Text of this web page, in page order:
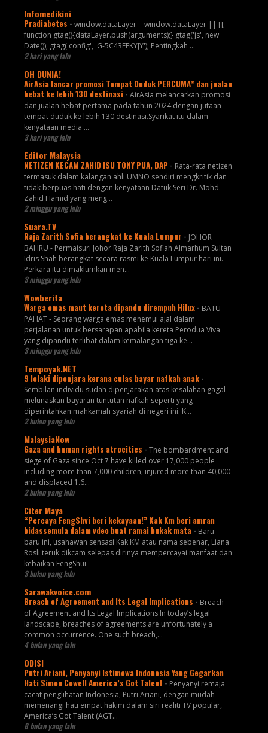
Infomedikini
Pradiabetes - window.dataLayer = window.dataLayer || [];
function gtag(){dataLayer.push(arguments);} gtag('js', new
Date()); gtag('config', 'G-5C43EEKYJY'); Pentingkah ...
2 hari yang lalu
OH DUNIA!
AirAsia lancar promosi Tempat Duduk PERCUMA* dan jualan
hebat ke lebih 130 destinasi - AirAsia melancarkan promosi
dan jualan hebat pertama pada tahun 2024 dengan jutaan
tempat duduk ke lebih 130 destinasi.Syarikat itu dalam
kenyataan media ...
3 hari yang lalu
Editor Malaysia
NETIZEN KECAM ZAHID ISU TONY PUA, DAP - Rata-rata netizen
termasuk dalam kalangan ahli UMNO sendiri mengkritik dan
tidak berpuas hati dengan kenyataan Datuk Seri Dr. Mohd.
Zahid Hamid yang meng...
2 minggu yang lalu
Suara.TV
Raja Zarith Sofia berangkat ke Kuala Lumpur - JOHOR
BAHRU - Permaisuri Johor Raja Zarith Sofiah Almarhum Sultan
Idris Shah berangkat secara rasmi ke Kuala Lumpur hari ini.
Perkara itu dimaklumkan men...
3 minggu yang lalu
Wowberita
Warga emas maut kereta dipandu dirempuh Hilux - BATU
PAHAT - Seorang warga emas menemui ajal dalam
perjalanan untuk bersarapan apabila kereta Perodua Viva
yang dipandu terlibat dalam kemalangan tiga ke...
3 minggu yang lalu
Tempoyak.NET
9 lelaki dipenjara kerana culas bayar nafkah anak -
Sembilan individu sudah dipenjarakan atas kesalahan gagal
melunaskan bayaran tuntutan nafkah seperti yang
diperintahkan mahkamah syariah di negeri ini. K...
2 bulan yang lalu
MalaysiaNow
Gaza and human rights atrocities - The bombardment and
siege of Gaza since Oct 7 have killed over 17,000 people
including more than 7,000 children, injured more than 40,000
and displaced 1.6...
2 bulan yang lalu
Citer Maya
“Percaya FengShvi beri kekayaan!” Kak Km beri amran
bidassemula dalam vdeo buat ramai bukak mata - Baru-
baru ini, usahawan sensasi Kak KM atau nama sebenar, Liana
Rosli teruk dikcam selepas dirinya mempercayai manfaat dan
kebaikan FengShui
3 bulan yang lalu
Sarawakvoice.com
Breach of Agreement and Its Legal Implications - Breach
of Agreement and Its Legal Implications In today’s legal
landscape, breaches of agreements are unfortunately a
common occurrence. One such breach,...
4 bulan yang lalu
ODISI
Putri Ariani, Penyanyi Istimewa Indonesia Yang Gegarkan
Hati Simon Cowell America’s Got Talent - Penyanyi remaja
cacat penglihatan Indonesia, Putri Ariani, dengan mudah
memenangi hati empat hakim dalam siri realiti TV popular,
America’s Got Talent (AGT...
8 bulan yang lalu